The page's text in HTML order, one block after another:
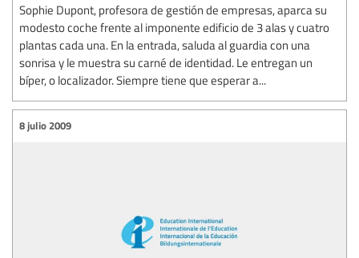
Sophie Dupont, profesora de gestión de empresas, aparca su
modesto coche frente al imponente edificio de 3 alas y cuatro
plantas cada una. En la entrada, saluda al guardia con una
sonrisa y le muestra su carné de identidad. Le entregan un
bíper, o localizador. Siempre tiene que esperar a...
8 julio 2009